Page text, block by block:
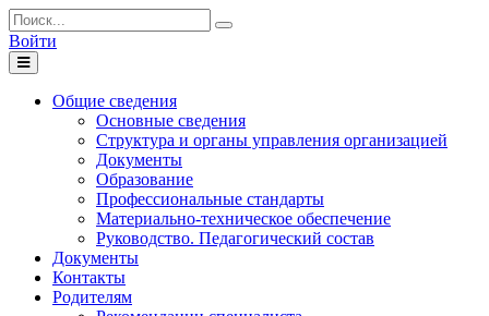
Войти
Toggle
navigation
Общие сведения
Основные сведения
Структура и органы управления организацией
Документы
Образование
Профессиональные стандарты
Материально-техническое обеспечение
Руководство. Педагогический состав
Документы
Контакты
Родителям